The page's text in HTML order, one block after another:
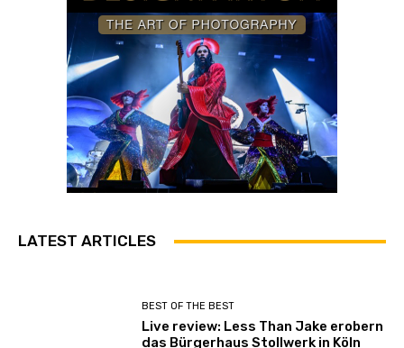
LATEST ARTICLES
BEST OF THE BEST
Live review: Less Than Jake erobern
das Bürgerhaus Stollwerk in Köln